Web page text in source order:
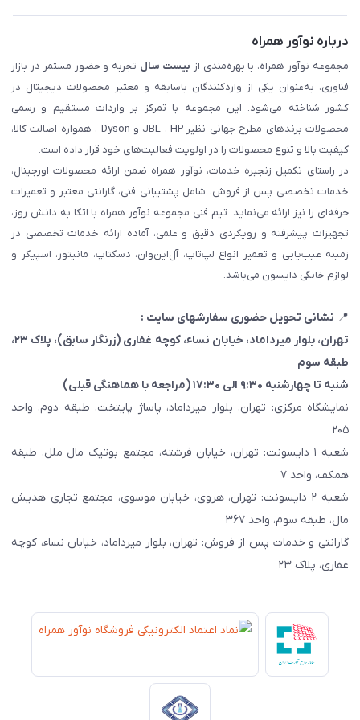
درباره نوآور همراه
مجموعه نوآور همراه، با بهره‌مندی از بیست سال تجربه و حضور مستمر در بازار
فناوری، به‌عنوان یکی از واردکنندگان باسابقه و معتبر محصولات دیجیتال در
کشور شناخته می‌شود. این مجموعه با تمرکز بر واردات مستقیم و رسمی
محصولات برندهای مطرح جهانی نظیر JBL ، HP و Dyson ، همواره اصالت کالا،
کیفیت بالا و تنوع محصولات را در اولویت فعالیت‌های خود قرار داده است.
در راستای تکمیل زنجیره خدمات، نوآور همراه ضمن ارائه محصولات اورجینال،
خدمات تخصصی پس از فروش، شامل پشتیبانی فنی، گارانتی معتبر و تعمیرات
حرفه‌ای را نیز ارائه می‌نماید. تیم فنی مجموعه نوآور همراه با اتکا به دانش روز،
تجهیزات پیشرفته و رویکردی دقیق و علمی، آماده ارائه خدمات تخصصی در
زمینه عیب‌یابی و تعمیر انواع لپ‌تاپ، آل‌این‌وان، دسکتاپ، مانیتور، اسپیکر و
لوازم خانگی دایسون می‌باشد.
📍 نشانی تحویل حضوری سفارشهای سایت :
تهران، بلوار میرداماد، خیابان نساء، کوچه غفاری (زرنگار سابق)
، پلاک ۲۳،
طبقه سوم
شنبه تا چهارشنبه ۹:۳۰ الی ۱۷:۳۰ (مراجعه با هماهنگی قبلی)
نمایشگاه مرکزی: تهران، بلوار میرداماد، پاساژ پایتخت، طبقه دوم، واحد
۲۰۵
شعبه ۱ دایسونت: تهران، خیابان فرشته، مجتمع بوتیک مال ملل، طبقه
همکف، واحد ۷
شعبه ۲ دایسونت: تهران، هروی، خیابان موسوی، مجتمع تجاری هدیش
مال، طبقه سوم، واحد ۳۶۷
گارانتی و خدمات پس از فروش: تهران، بلوار میرداماد، خیابان نساء، کوچه
غفاری، پلاک ۲۳